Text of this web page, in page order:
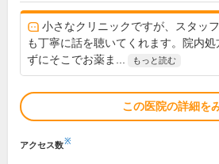
小さなクリニックですが、スタッ
も丁寧に話を聴いてくれます。院内
ずにそこでお薬ま...
もっと読む
この医院の詳細を
アクセス数※